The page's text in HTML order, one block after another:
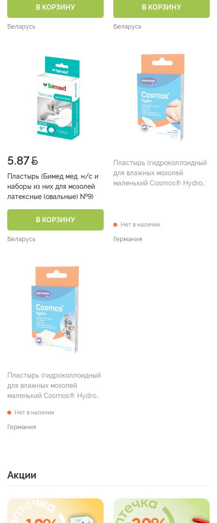
В КОРЗИНУ
Беларусь
В КОРЗИНУ
Беларусь
5.87
Пластырь (Бимед мед. н/с и
наборы из них для мозолей
латексные (овальные) №9)
В КОРЗИНУ
Беларусь
Пластырь (гидроколлоидный
для влажных мозолей
маленький Cosmos® Hydro
Нет в наличии
Германия
Пластырь (гидроколлоидный
для влажных мозолей
маленький Cosmos® Hydro
Нет в наличии
Германия
Акции